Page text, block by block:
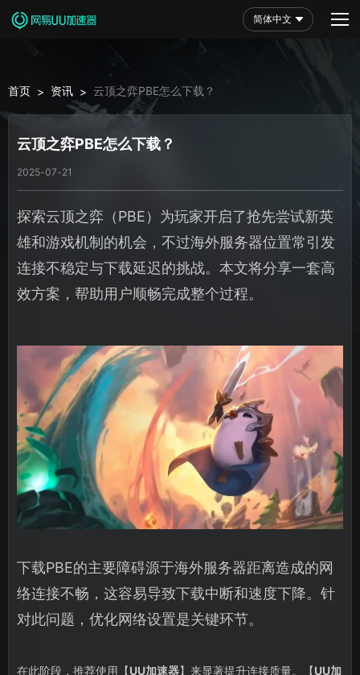
简体中文
首页 > 资讯 > 云顶之弈PBE怎么下载？
云顶之弈PBE怎么下载？
2025-07-21
探索云顶之弈（PBE）为玩家开启了抢先尝试新英
雄和游戏机制的机会，不过海外服务器位置常引发
连接不稳定与下载延迟的挑战。本文将分享一套高
效方案，帮助用户顺畅完成整个过程。
下载PBE的主要障碍源于海外服务器距离造成的网
络连接不畅，这容易导致下载中断和速度下降。针
对此问题，优化网络设置是关键环节。
在此阶段，推荐使用【UU加速器】来显著提升连接质量。【UU加